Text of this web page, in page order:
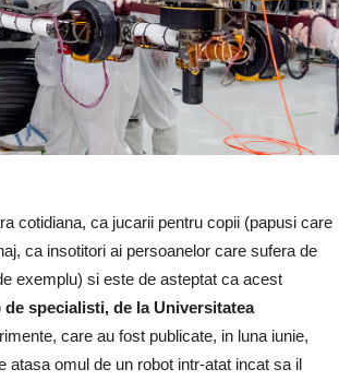
cotidiana, ca jucarii pentru copii (papusi care
ca insotitori ai persoanelor care sufera de
exemplu) si este de asteptat ca acest
specialisti, de la Universitatea
care au fost publicate, in luna iunie,
atasa omul de un robot intr-atat incat sa il